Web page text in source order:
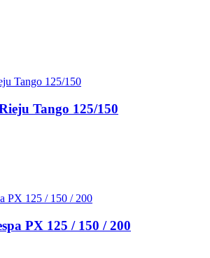
Tango 125/150
PX 125 / 150 / 200